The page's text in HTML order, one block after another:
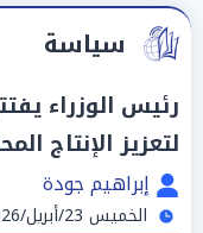
سياسة
رئيس الوزراء
لتعزيز الإنتاج
إبراهيم جودة
الخميس 23/أبريل/2026 - 02:05 م